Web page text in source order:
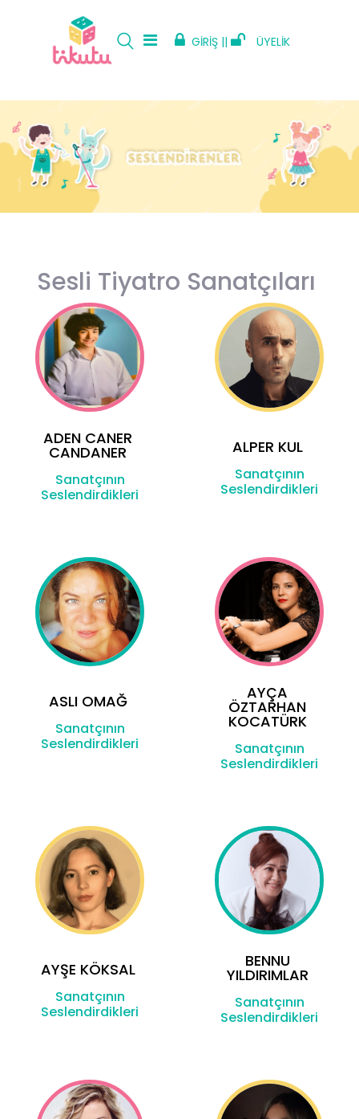
GİRİŞ || ÜYELİK
Sesli Tiyatro Sanatçıları
ADEN CANER
CANDANER
Sanatçının
Seslendirdikleri
ALPER KUL
Sanatçının
Seslendirdikleri
ASLI OMAĞ
Sanatçının
Seslendirdikleri
AYÇA
ÖZTARHAN
KOCATÜRK
Sanatçının
Seslendirdikleri
AYŞE KÖKSAL
Sanatçının
Seslendirdikleri
BENNU
YILDIRIMLAR
Sanatçının
Seslendirdikleri